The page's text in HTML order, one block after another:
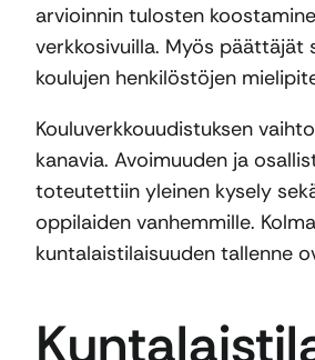
arvioinnin tulosten
verkkosivuilla. Myös
koulujen henkilöstöjen
Kouluverkkouudistuksen
kanavia. Avoimuuden ja
toteutettiin yleinen kysely
oppilaiden vanhemmille.
kuntalaistilaisuuden tallenne